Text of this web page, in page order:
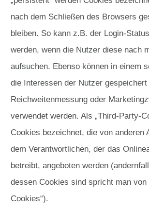
nach dem Schließen des Browsers
bleiben. So kann z.B. der Login-
werden, wenn die Nutzer diese nach
aufsuchen. Ebenso können in einem
die Interessen der Nutzer
Reichweitenmessung oder
verwendet werden. Als „Third-Party-
Cookies bezeichnet, die von anderen
dem Verantwortlichen, der das
betreibt, angeboten werden
dessen Cookies sind spricht man von
Cookies“).